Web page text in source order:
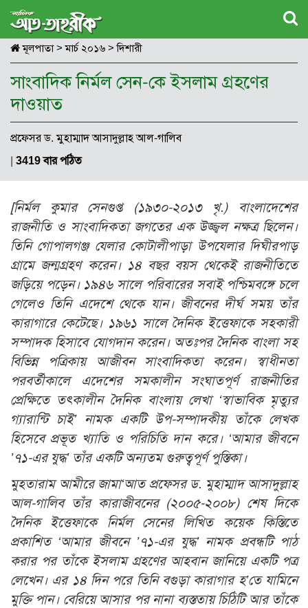
মূলপাতা> মার্চ ২০১৬ > দিশারী
সাংবাদিক নির্মল সেন-কে ইসলাম গ্রহণের
দাওয়াত
প্রফেসর ড. মুহাম্মাদ আসাদুল্লাহ আল-গালিব
| 3419 বার পঠিত
[নির্মল কুমার সেনগুপ্ত (১৯৩০-২০১৩ খৃ.) বাংলাদেশের
রাজনীতি ও সাংবাদিকতা জগতের এক উজ্জ্বল নক্ষত্র ছিলেন।
তিনি গোপালগঞ্জ যেলার কোটালীপাড়া উপযেলার দিঘীরপাড়
গ্রামে জন্মগ্রহণ করেন। ১৪ বছর বয়স থেকেই রাজনীতিতে
জড়িয়ে পড়েন। ১৯৪৬ সালে পরিবারের সবাই পশ্চিমবঙ্গে চলে
গেলেও তিনি এদেশে থেকে যান। জীবনের দীর্ঘ সময় তাঁর
কারাগারে কেটেছে। ১৯৬১ সালে দৈনিক ইত্তেফাকে সহকারী
সম্পাদক হিসাবে যোগদান করেন। অতঃপর দৈনিক বাংলা সহ
বিভিন্ন পত্রিকায় আজীবন সাংবাদিকতা করেন। স্বাধীনতা
পরবর্তীকালে এদেশের সমকালীন সংঘাতপূর্ণ রাজনীতির
প্রেক্ষিতে তৎকালীন দৈনিক বাংলায় লেখা ‘স্বাভাবিক মৃত্যুর
গ্যারান্টি চাই’ নামক একটি উপ-সম্পাদকীয় তাঁকে লেখক
হিসেবে প্রভূত খ্যাতি ও পরিচিতি দান করে। ‘আমার জীবনে
’৭১-এর যুদ্ধ’ তাঁর একটি অন্যতম গুরুত্বপূর্ণ পুস্তিকা।
মুহতারাম আমীরে জামা‘আত প্রফেসর ড. মুহাম্মাদ আসাদুল্লাহ
আল-গালিব তাঁর কারাজীবনের (২০০৫-২০০৮) শেষ দিকে
দৈনিক ইত্তেফাকে নির্মল সেনের লিখিত কয়েক কিস্তিতে
প্রকাশিত ‘আমার জীবনে ’৭১-এর যুদ্ধ’ নামক প্রবন্ধটি পাঠ
করার পর তাঁকে ইসলাম গ্রহণের আহবান জানিয়ে একটি পত্র
লেখেন। এর ১৪ দিন পরে তিনি বগুড়া কারাগার হ’তে যামিনে
মুক্তি পান। বেরিয়ে আসার পর নানা ব্যস্ততায় চিঠিটি আর তাঁকে